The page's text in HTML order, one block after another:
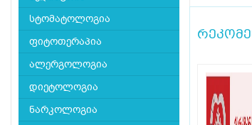
სტომატოლოგია
ფიტოთერაპია
ალერგოლოგია
დიეტოლოგია
ნარკოლოგია